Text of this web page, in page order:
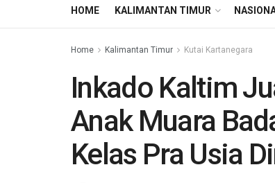
HOME KALIMANTAN TIMUR
Home Kalimantan Timur Kutai Kartanegara
Inkado Kaltim
Anak Muara
Kelas Pra Usia